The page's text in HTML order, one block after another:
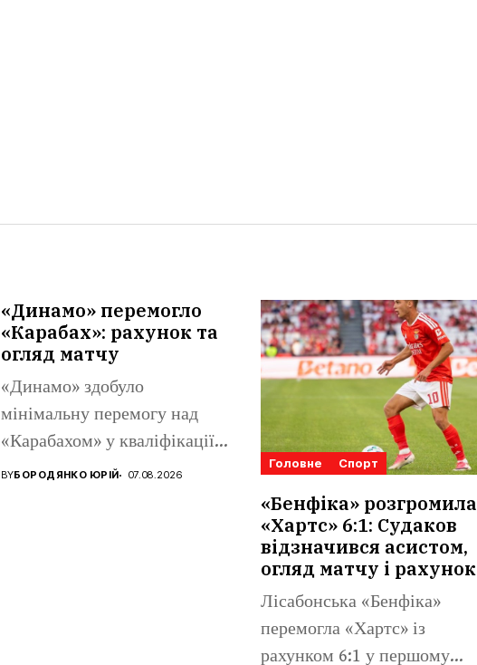
«Динамо» перемогло
«Карабах»: рахунок та
огляд матчу
«Динамо» здобуло
мінімальну перемогу над
«Карабахом» у кваліфікації
Ліги конференцій. Матвій
BYБОРОДЯНКО ЮРІЙ 07.08.2026
Головне Спорт
«Бенфіка» розгромила
«Хартс» 6:1: Судаков
відзначився асистом,
огляд матчу і рахунок
Лісабонська «Бенфіка»
перемогла «Хартс» із
рахунком 6:1 у першому